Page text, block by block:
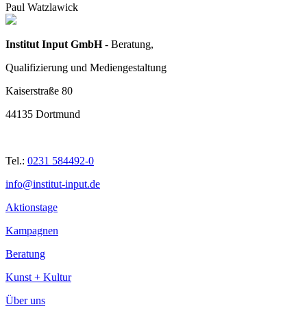
Paul Watzlawick
Institut Input GmbH- Beratung,
Qualifizierung und Mediengestaltung
Kaiserstraße 80
44135 Dortmund
Tel.: 0231 584492-0
info@institut-input.de
Aktionstage
Kampagnen
Beratung
Kunst + Kultur
Über uns